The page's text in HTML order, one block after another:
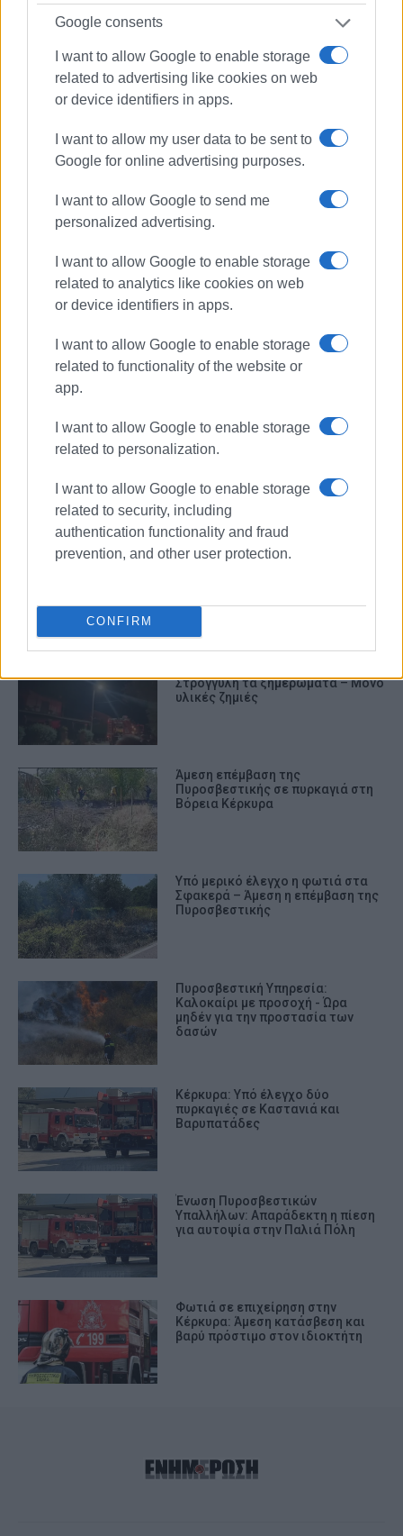
Google consents
I want to allow Google to enable storage
related to advertising like cookies on web
or device identifiers in apps.
I want to allow my user data to be sent to
Google for online advertising purposes.
I want to allow Google to send me
personalized advertising.
I want to allow Google to enable storage
related to analytics like cookies on web
or device identifiers in apps.
I want to allow Google to enable storage
related to functionality of the website or
app.
I want to allow Google to enable storage
related to personalization.
I want to allow Google to enable storage
related to security, including
authentication functionality and fraud
prevention, and other user protection.
CONFIRM
ΠΥΡΟΣΒΕΣΤΙΚΗ
ΣΧΕΤΙΚA AΡΘΡΑ
Κέρκυρα: Σε πλήρη ετοιμότητα το
Εμπρησμού (Α.Κ.Α.Ε.Ε.)
Στρογγυλή τα ξημερώματα – Μόνο
υλικές ζημιές
Άμεση επέμβαση της
Πυροσβεστικής σε πυρκαγιά στη
Βόρεια Κέρκυρα
Υπό μερικό έλεγχο η φωτιά στα
Σφακερά – Άμεση η επέμβαση της
Πυροσβεστικής
Πυροσβεστική Υπηρεσία:
Καλοκαίρι με προσοχή - Ώρα
μηδέν για την προστασία των
δασών
Κέρκυρα: Υπό έλεγχο δύο
πυρκαγιές σε Καστανιά και
Βαρυπατάδες
Ένωση Πυροσβεστικών
Υπαλλήλων: Απαράδεκτη η πίεση
για αυτοψία στην Παλιά Πόλη
Φωτιά σε επιχείρηση στην
Κέρκυρα: Άμεση κατάσβεση και
βαρύ πρόστιμο στον ιδιοκτήτη